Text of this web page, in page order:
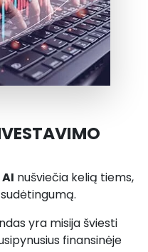
nušviečia kelią tiems,
yra misija šviesti
finansinėje